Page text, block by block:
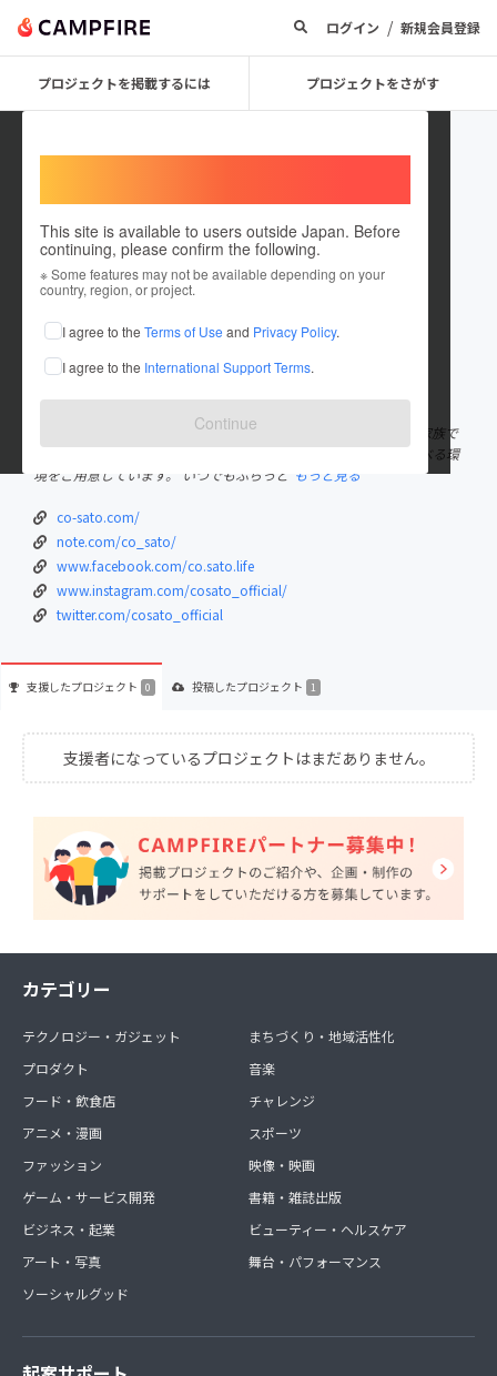
ログイン / 新規会員登録
プロジェクトを掲載するには プロジェクトをさがす
This site is available to users outside Japan. Before
continuing, please confirm the following.
※ Some features may not be available depending on your
country, region, or project.
I agree to the Terms of Use and Privacy Policy.
I agree to the International Support Terms.
Continue
Co_Sato
これまでに1件のプロジェクトを投稿しています
在住国：日本 現在地：長野県
出身国：日本 出身地：東京都
Co-Satoは、子育て家族のための会員制宿泊サービスです。 複数家族で
一緒に宿泊し、子どもたちが自然の中で学生スタッフと全力で遊べる環
境をご用意しています。 いつでもふらっと もっと見る
co-sato.com/
note.com/co_sato/
www.facebook.com/co.sato.life
www.instagram.com/cosato_official/
twitter.com/cosato_official
支援したプロジェクト 0 投稿したプロジェクト 1
支援者になっているプロジェクトはまだありません。
カテゴリー
テクノロジー・ガジェット
プロダクト
フード・飲食店
アニメ・漫画
ファッション
ゲーム・サービス開発
ビジネス・起業
アート・写真
ソーシャルグッド
まちづくり・地域活性化
音楽
チャレンジ
スポーツ
映像・映画
書籍・雑誌出版
ビューティー・ヘルスケア
舞台・パフォーマンス